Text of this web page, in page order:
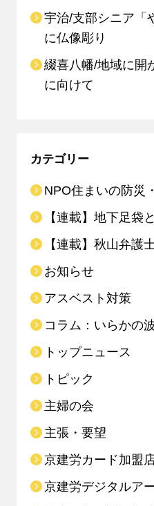
宇治/支部シニア「
に仏像彫り
綴喜八幡/地域に開
に向けて
カテゴリー
NPO住まいの防災
【連載】地下足袋
【連載】秋山弁護
お知らせ
アスベスト対策
コラム：いらかの
トップニュース
トピック
主婦の会
主張・要望
京建労カード加盟
京建労デジタルア